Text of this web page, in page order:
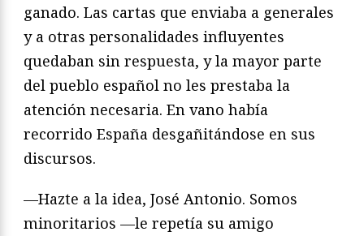
ganado. Las cartas que enviaba a generales
y a otras personalidades influyentes
quedaban sin respuesta, y la mayor parte
del pueblo español no les prestaba la
atención necesaria. En vano había
recorrido España desgañitándose en sus
discursos.
—Hazte a la idea, José Antonio. Somos
minoritarios —le repetía su amigo